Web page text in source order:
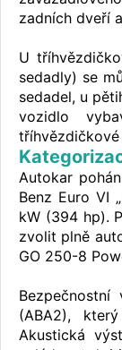
zadních dveří
U
sedadly) se
sedadel, u
vozidlo
Autokar
Benz Euro VI
kW (394 hp).
zvolit plně
GO 250-8
Bezpečnostní
(ABA2),
Akustická